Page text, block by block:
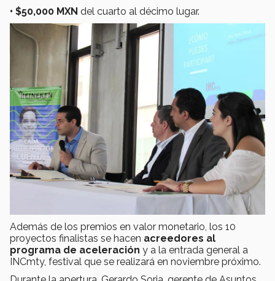
• $50,000 MXN del cuarto al décimo lugar.
Además de los premios en valor monetario, los 10
proyectos finalistas se hacen acreedores al
programa de aceleración y a la entrada general a
INCmty, festival que se realizará en noviembre próximo.